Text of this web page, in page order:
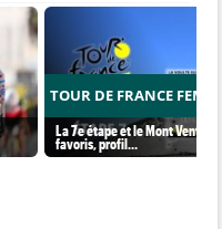
TOUR DE FRANCE
La 7e étape et le Mont
favoris, profil…